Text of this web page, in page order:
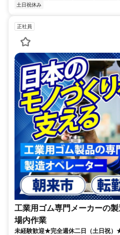
土日祝休み
正社員
工業用ゴム専門メーカーの
場内作業
未経験歓迎★完全週休二日（土日祝